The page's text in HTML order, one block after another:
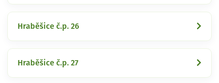
Hraběšice č.p. 26
Hraběšice č.p. 27